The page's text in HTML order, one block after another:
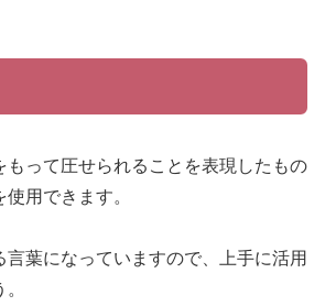
もって圧せられることを表現したもの
用できます。
葉になっていますので、上手に活用